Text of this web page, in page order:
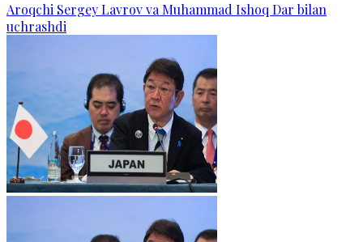
Aroqchi Sergey Lavrov va Muhammad Ishoq Dar bilan
uchrashdi